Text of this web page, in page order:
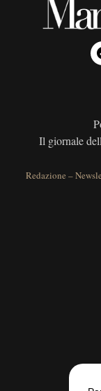
Il giornale
Redazione –